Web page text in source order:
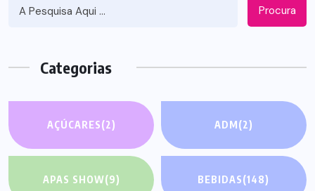
Procura
Categorias
AÇÚCARES(2) ADM(2)
APAS SHOW(9) BEBIDAS(148)